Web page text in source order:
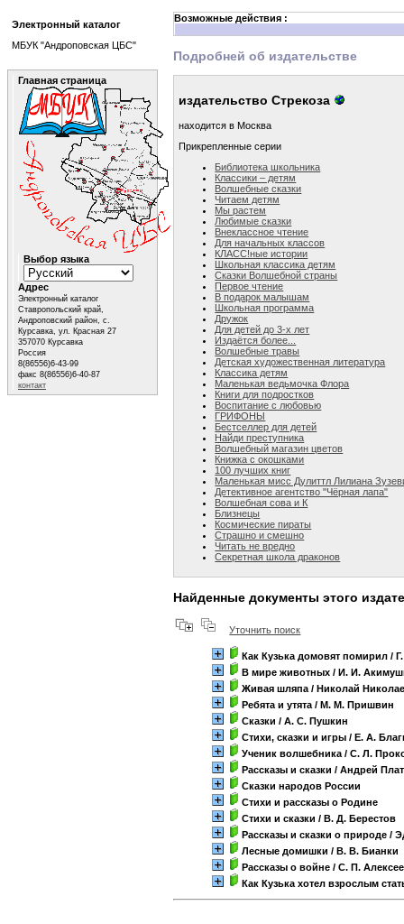
Возможные действия :
Подробней об издательстве
издательство Стрекоза
находится в Москва
Прикрепленные серии
Библиотека школьника
Классики – детям
Волшебные сказки
Читаем детям
Мы растем
Любимые сказки
Внеклассное чтение
Для начальных классов
КЛАСС!ные истории
Школьная классика детям
Сказки Волшебной страны
Первое чтение
В подарок малышам
Школьная программа
Дружок
Для детей до 3-х лет
Издаётся более...
Волшебные травы
Детская художественная литература
Классика детям
Маленькая ведьмочка Флора
Книги для подростков
Воспитание с любовью
ГРИФОНЫ
Бестселлер для детей
Найди преступника
Волшебный магазин цветов
Книжка с окошками
100 лучших книг
Маленькая мисс Дулиттл Лилиана
Детективное агентство "Чёрная лапа"
Волшебная сова и К
Близнецы
Космические пираты
Страшно и смешно
Читать не вредно
Секретная школа драконов
Найденные документы этого
Уточнить поиск
Как Кузька домовят помирил /
В мире животных / И. И.
Живая шляпа / Николай
Ребята и утята / М. М. Пришвин
Сказки / А. С. Пушкин
Стихи, сказки и игры / Е. А.
Ученик волшебника / С. Л.
Рассказы и сказки / Андрей
Сказки народов России
Стихи и рассказы о Родине
Стихи и сказки / В. Д. Берестов
Рассказы и сказки о природе /
Лесные домишки / В. В. Бианки
Рассказы о войне / С. П.
Как Кузька хотел взрослым
Электронный каталог
МБУК "Андроповская ЦБС"
Главная страница
Выбор языка
Адрес
Электронный каталог
Ставропольский край,
Андроповский район, с.
Курсавка, ул. Красная 27
357070 Курсавка
Россия
8(86556)6-43-99
факс 8(86556)6-40-87
контакт